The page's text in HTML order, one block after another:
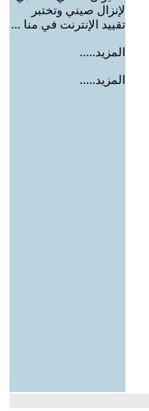
لإنزال صيني وتختبر
تقييد الإنترنت في منا ...
المزيد.....
المزيد.....